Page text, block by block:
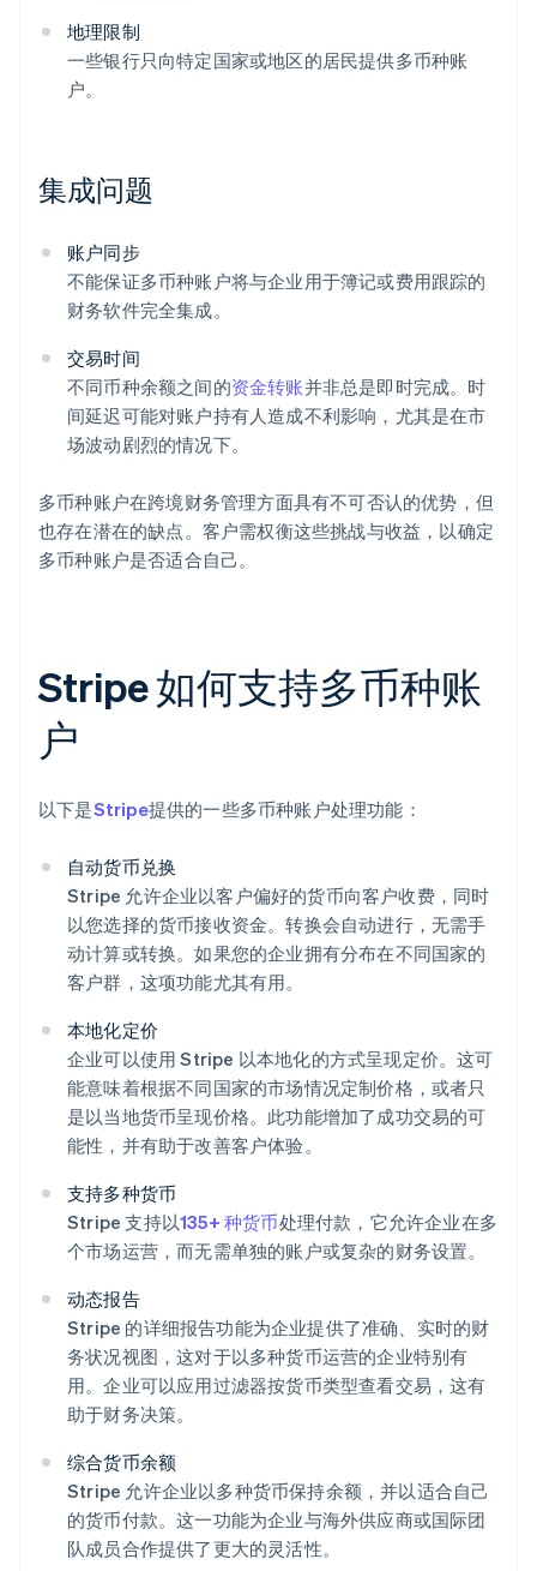
地理限制
一些银行只向特定国家或地区的居民提供多币种账
户。
集成问题
账户同步
不能保证多币种账户将与企业用于簿记或费用跟踪的
财务软件完全集成。
交易时间
不同币种余额之间的资金转账并非总是即时完成。时
间延迟可能对账户持有人造成不利影响，尤其是在市
场波动剧烈的情况下。
多币种账户在跨境财务管理方面具有不可否认的优势，但
也存在潜在的缺点。客户需权衡这些挑战与收益，以确定
多币种账户是否适合自己。
Stripe 如何支持多币种账
户
以下是Stripe提供的一些多币种账户处理功能：
自动货币兑换
Stripe 允许企业以客户偏好的货币向客户收费，同时
以您选择的货币接收资金。转换会自动进行，无需手
动计算或转换。如果您的企业拥有分布在不同国家的
客户群，这项功能尤其有用。
本地化定价
企业可以使用 Stripe 以本地化的方式呈现定价。这可
能意味着根据不同国家的市场情况定制价格，或者只
是以当地货币呈现价格。此功能增加了成功交易的可
能性，并有助于改善客户体验。
支持多种货币
Stripe 支持以135+ 种货币处理付款，它允许企业在多
个市场运营，而无需单独的账户或复杂的财务设置。
动态报告
Stripe 的详细报告功能为企业提供了准确、实时的财
务状况视图，这对于以多种货币运营的企业特别有
用。企业可以应用过滤器按货币类型查看交易，这有
助于财务决策。
综合货币余额
Stripe 允许企业以多种货币保持余额，并以适合自己
的货币付款。这一功能为企业与海外供应商或国际团
队成员合作提供了更大的灵活性。